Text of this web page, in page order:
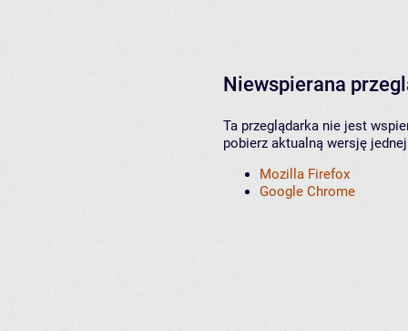
Niewspierana
Ta przeglądarka nie jest
pobierz aktualną wersję
Mozilla Firefox
Google Chrome